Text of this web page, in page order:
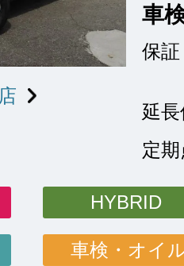
車
保証
延
定
HYBRID
車検・オイ